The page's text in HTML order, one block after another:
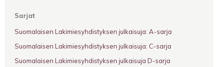
Sarjat
Suomalaisen Lakimiesyhdistyksen julkaisuja: A-sarja
Suomalaisen Lakimiesyhdistyksen julkaisuja: C-sarja
Suomalaisen Lakimiesyhdistyksen julkaisuja D-sarja